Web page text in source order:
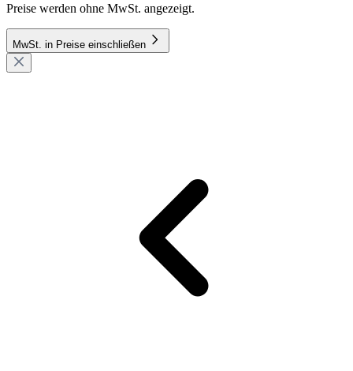
Preise werden ohne MwSt. angezeigt.
MwSt. in Preise einschließen